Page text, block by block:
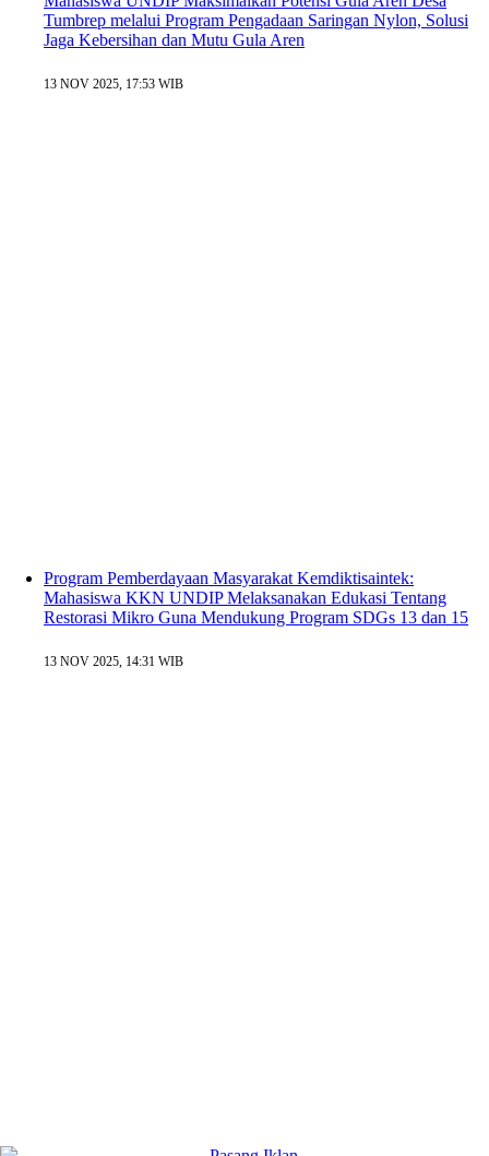
Tumbrep melalui Program Pengadaan Saringan Nylon, Solusi
Jaga Kebersihan dan Mutu Gula Aren
13 NOV 2025, 17:53 WIB
Program Pemberdayaan Masyarakat Kemdiktisaintek:
Mahasiswa KKN UNDIP Melaksanakan Edukasi Tentang
Restorasi Mikro Guna Mendukung Program SDGs 13 dan 15
13 NOV 2025, 14:31 WIB